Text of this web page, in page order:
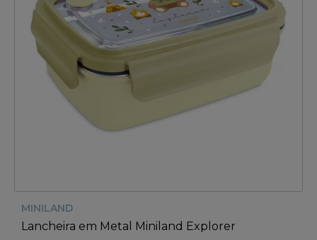
MINILAND
Lancheira em Metal Miniland Explorer